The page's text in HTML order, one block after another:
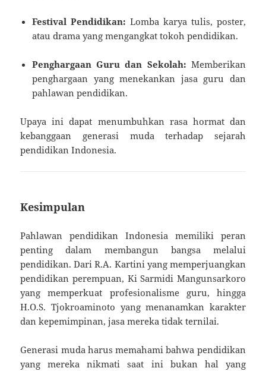
Festival Pendidikan: Lomba karya tulis, poster,
atau drama yang mengangkat tokoh pendidikan.
Penghargaan Guru dan Sekolah: Memberikan
penghargaan yang menekankan jasa guru dan
pahlawan pendidikan.
Upaya ini dapat menumbuhkan rasa hormat dan
kebanggaan generasi muda terhadap sejarah
pendidikan Indonesia.
Kesimpulan
Pahlawan pendidikan Indonesia memiliki peran
penting dalam membangun bangsa melalui
pendidikan. Dari R.A. Kartini yang memperjuangkan
pendidikan perempuan, Ki Sarmidi Mangunsarkoro
yang memperkuat profesionalisme guru, hingga
H.O.S. Tjokroaminoto yang menanamkan karakter
dan kepemimpinan, jasa mereka tidak ternilai.
Generasi muda harus memahami bahwa pendidikan
yang mereka nikmati saat ini bukan hal yang